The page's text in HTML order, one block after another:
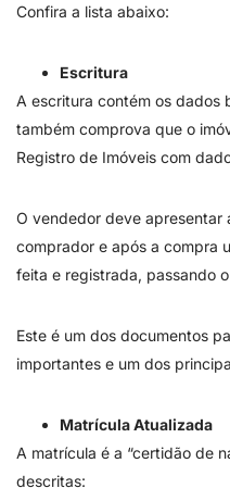
Confira a lista abaixo:
Escritura
A escritura contém os dados
também comprova que o
Registro de Imóveis com
O vendedor deve apresentar
comprador e após a compra
feita e registrada, passando
Este é um dos documentos
importantes e um dos
Matrícula Atualizada
A matrícula é a “certidão de
descritas: